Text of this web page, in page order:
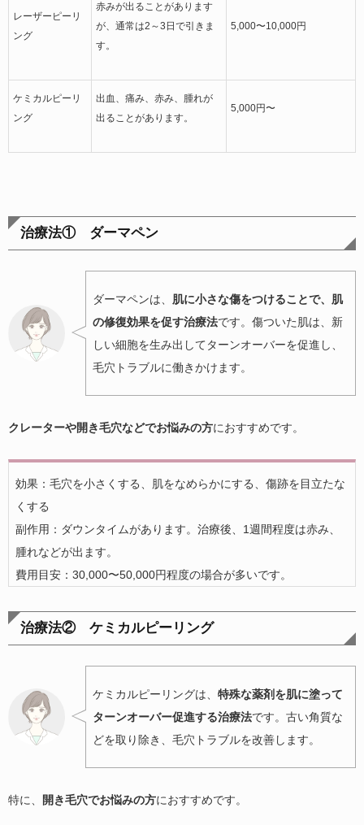
レーザーピーリ
ング
赤みが出ることがあります
が、通常は2～3日で引きま
す。
5,000〜10,000円
ケミカルピーリ
ング
出血、痛み、赤み、腫れが
出ることがあります。
5,000円〜
治療法① ダーマペン
ダーマペンは、 肌に小さな傷をつけることで、肌
の修復効果を促す治療法です。傷ついた肌は、新
しい細胞を生み出してターンオーバーを促進し、
毛穴トラブルに働きかけます。
クレーターや開き毛穴などでお悩みの方におすすめです。
効果：毛穴を小さくする、肌をなめらかにする、傷跡を目立たな
くする
副作用：ダウンタイムがあります。治療後、1週間程度は赤み、
腫れなどが出ます。
費用目安：30,000〜50,000円程度の場合が多いです。
治療法② ケミカルピーリング
ケミカルピーリングは、 特殊な薬剤を肌に塗って
ターンオーバー促進する治療法です。古い角質な
どを取り除き、毛穴トラブルを改善します。
特に、 開き毛穴でお悩みの方におすすめです。